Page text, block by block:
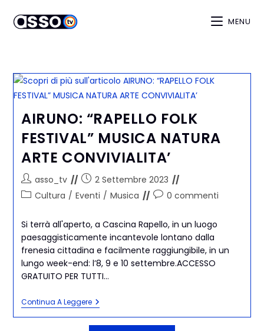
MENU
AIRUNO: “RAPELLO FOLK
FESTIVAL” MUSICA NATURA
ARTE CONVIVIALITA’
asso_tv
2 Settembre 2023
Cultura / Eventi / Musica 0 commenti
Si terrà all'aperto, a Cascina Rapello, in un luogo
paesaggisticamente incantevole lontano dalla
frenesia cittadina e facilmente raggiungibile, in un
lungo week-end: l’8, 9 e 10 settembre.ACCESSO
GRATUITO PER TUTTI…
Continua A Leggere